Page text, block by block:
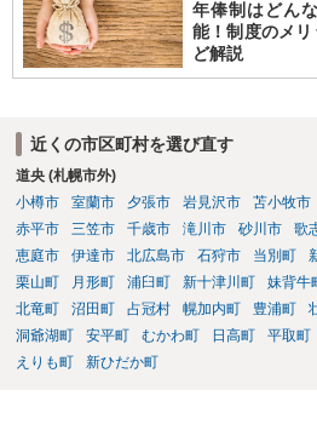
年俸制はどん
能！制度のメ
ど解説
近くの市区町村を選び直す
道央 (札幌市外)
小樽市
室蘭市 夕張市 岩見沢市 苫小牧市
赤平市
三笠市 千歳市 滝川市 砂川市 歌
恵庭市
伊達市 北広島市 石狩市 当別町
栗山町
月形町 浦臼町 新十津川町 妹背牛
北竜町
沼田町 占冠村 幌加内町 豊浦町
洞爺湖町
安平町 むかわ町 日高町 平取町
えりも町
新ひだか町